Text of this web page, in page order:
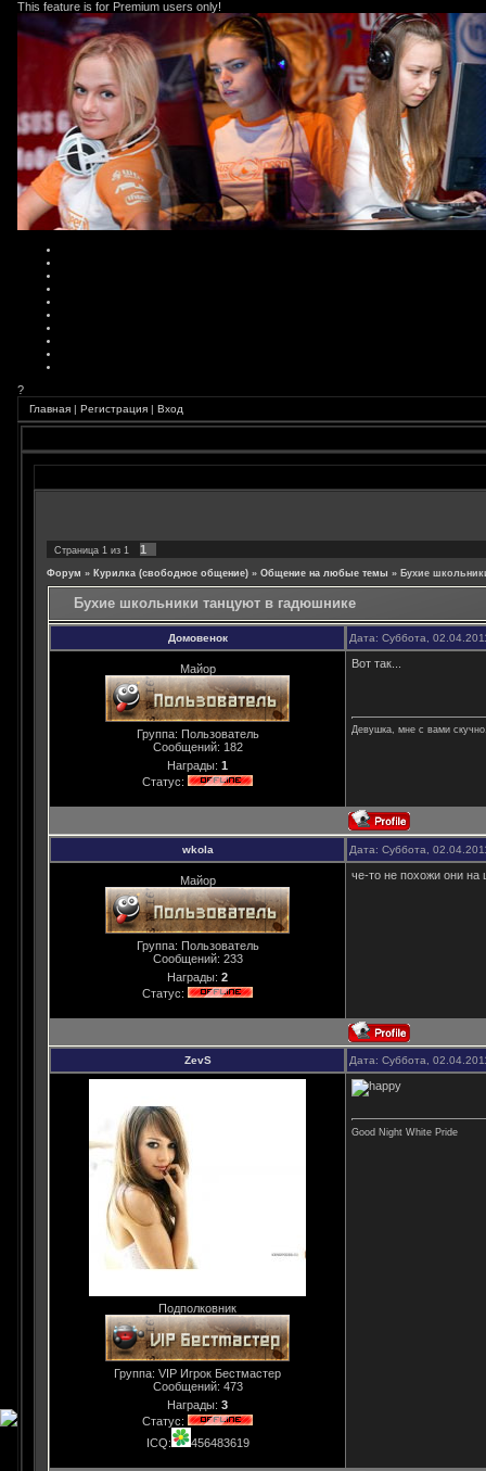
This feature is for Premium users only!
?
Главная | Регистрация | Вход
Страница 1 из 1 1
Форум » Курилка (свободное общение) » Общение на любые темы » Бухие
Бухие школьники танцуют в гадюшнике
Домовенок Дата: Суббота,
Майор
Группа: Пользователь
Сообщений: 182
Награды: 1
Статус:
Вот так...
Девушка, мне с вами
wkola Дата: Суббота,
Майор
Группа: Пользователь
Сообщений: 233
Награды: 2
Статус:
че-то не похожи они на
ZevS Дата: Суббота,
Подполковник
Группа: VIP Игрок Бестмастер
Сообщений: 473
Награды: 3
Статус:
ICQ:
456483619
Good Night White Pride